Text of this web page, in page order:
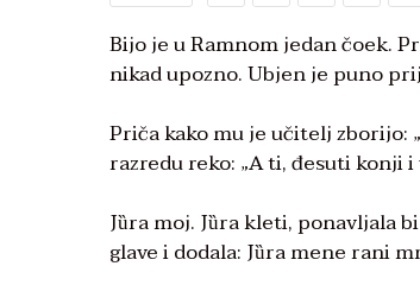
Bijo je u Ramnom jedan čoek.
nikad upozno. Ubjen je puno
Priča kako mu je učitelj zborijo:
razredu reko: „A ti, đesuti konji
Jȕra moj. Jȕra kleti, ponavljala
glave i dodala: Jȕra mene rani